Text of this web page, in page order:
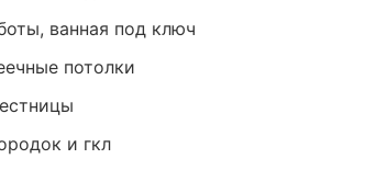
ванная под ключ
потолки
и гкл